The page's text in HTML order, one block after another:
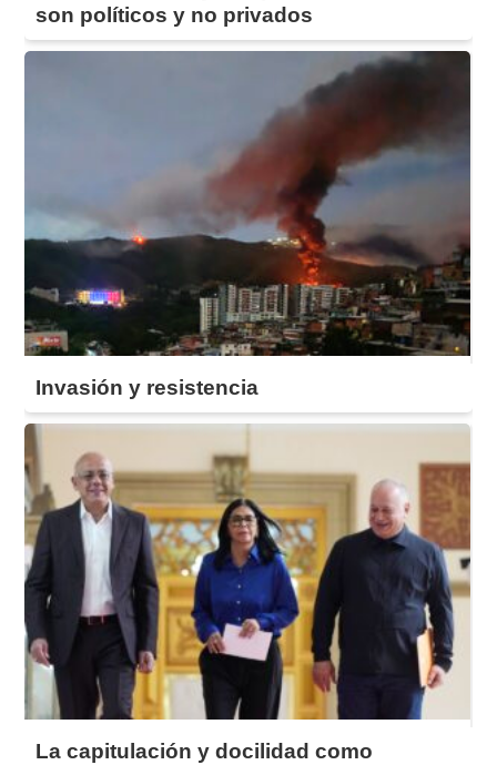
son políticos y no privados
Invasión y resistencia
La capitulación y docilidad como